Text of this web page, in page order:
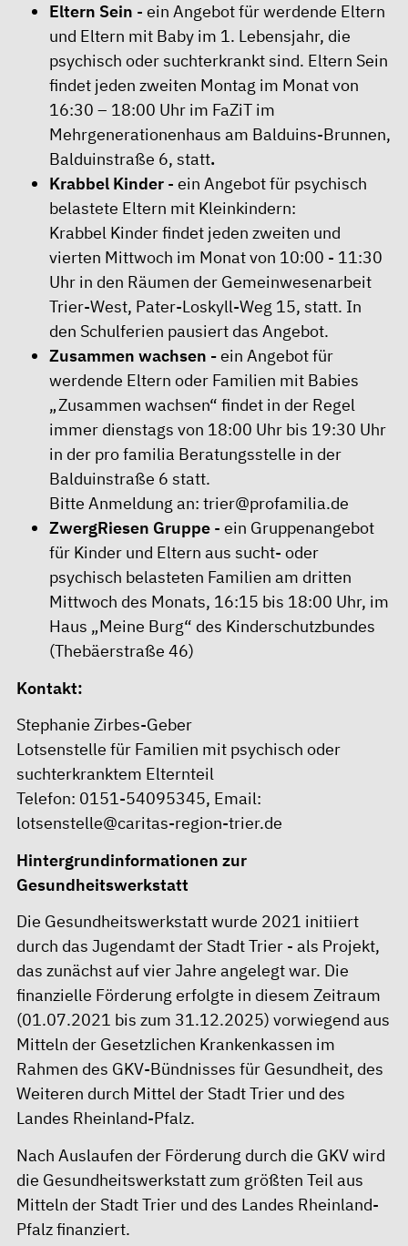
Eltern Sein - ein Angebot für werdende Eltern
und Eltern mit Baby im 1. Lebensjahr, die
psychisch oder suchterkrankt sind. Eltern Sein
findet jeden zweiten Montag im Monat von
16:30 – 18:00 Uhr im FaZiT im
Mehrgenerationenhaus am Balduins-Brunnen,
Balduinstraße 6, statt.
Krabbel Kinder - ein Angebot für psychisch
belastete Eltern mit Kleinkindern:
Krabbel Kinder findet jeden zweiten und
vierten Mittwoch im Monat von 10:00 - 11:30
Uhr in den Räumen der Gemeinwesenarbeit
Trier-West, Pater-Loskyll-Weg 15, statt. In
den Schulferien pausiert das Angebot.
Zusammen wachsen -ein Angebot für
werdende Eltern oder Familien mit Babies
„Zusammen wachsen“ findet in der Regel
immer dienstags von 18:00 Uhr bis 19:30 Uhr
in der pro familia Beratungsstelle in der
Balduinstraße 6 statt.
Bitte Anmeldung an: trier@profamilia.de
ZwergRiesen Gruppe - ein Gruppenangebot
für Kinder und Eltern aus sucht- oder
psychisch belasteten Familien am dritten
Mittwoch des Monats, 16:15 bis 18:00 Uhr, im
Haus „Meine Burg“ des Kinderschutzbundes
(Thebäerstraße 46)
Kontakt:
Stephanie Zirbes-Geber
Lotsenstelle für Familien mit psychisch oder
suchterkranktem Elternteil
Telefon: 0151-54095345, Email:
lotsenstelle@caritas-region-trier.de
Hintergrundinformationen zur
Gesundheitswerkstatt
Die Gesundheitswerkstatt wurde 2021 initiiert
durch das Jugendamt der Stadt Trier - als Projekt,
das zunächst auf vier Jahre angelegt war. Die
finanzielle Förderung erfolgte in diesem Zeitraum
(01.07.2021 bis zum 31.12.2025) vorwiegend aus
Mitteln der Gesetzlichen Krankenkassen im
Rahmen des GKV-Bündnisses für Gesundheit, des
Weiteren durch Mittel der Stadt Trier und des
Landes Rheinland-Pfalz.
Nach Auslaufen der Förderung durch die GKV wird
die Gesundheitswerkstatt zum größten Teil aus
Mitteln der Stadt Trier und des Landes Rheinland-
Pfalz finanziert.